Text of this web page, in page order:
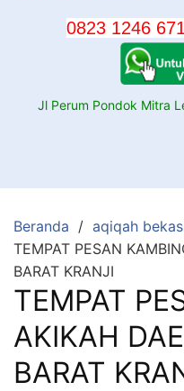
0823 1246
Jl Perum Pondok Mitra
Beranda
aqiqah
TEMPAT PESAN
BARAT KRANJI
TEMPAT
AKIKAH
BARAT